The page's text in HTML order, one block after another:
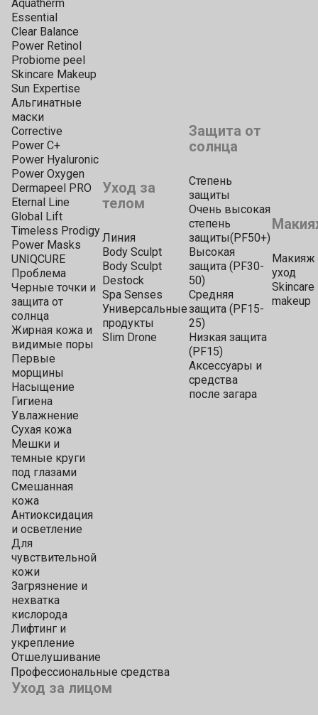
Aquatherm
Essential
Clear Balance
Power Retinol
Probiome peel
Skincare Makeup
Sun Expertise
Альгинатные
маски
Corrective
Power C+
Power Hyaluronic
Power Oxygen
Dermapeel PRO
Eternal Line
Global Lift
Timeless Prodigy
Power Masks
UNIQCURE
Проблема
Черные точки и
защита от
солнца
Жирная кожа и
видимые поры
Первые
морщины
Насыщение
Гигиена
Увлажнение
Сухая кожа
Мешки и
темные круги
под глазами
Смешанная
кожа
Антиоксидация
и осветление
Для
чувствительной
кожи
Загрязнение и
нехватка
кислорода
Лифтинг и
укрепление
Отшелушивание
Уход за
телом
Линия
Body Sculpt
Body Sculpt
Destock
Spa Senses
Универсальные
продукты
Slim Drone
Защита от
солнца
Степень
защиты
Очень высокая
степень
защиты(PF50+)
Высокая
защита (PF30-
50)
Средняя
защита (PF15-
25)
Низкая защита
(PF15)
Аксессуары и
средства
после загара
Макияж
уход
Skincare
makeup
Профессиональные средства
Уход за лицом